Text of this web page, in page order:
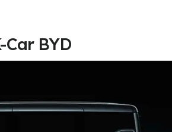
Car BYD